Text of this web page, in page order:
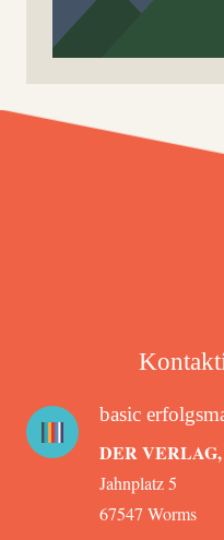
basic
DER
Jahnplatz 5
67547 Worms